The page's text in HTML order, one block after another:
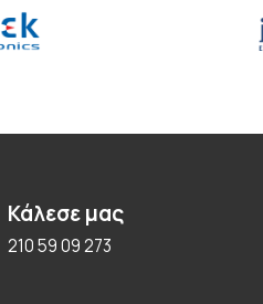
Κάλεσε μας
210 59 09 273